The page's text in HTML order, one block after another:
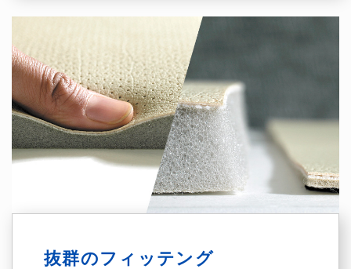
抜群のフィッテング